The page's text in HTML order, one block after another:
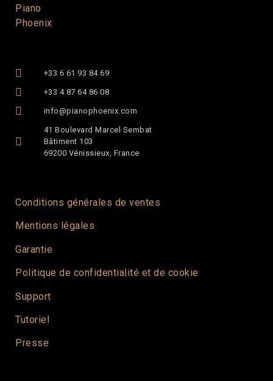
+33 6 61 93 84 69
+33 4 87 64 86 08
info@pianophoenix.com
41 Boulevard Marcel Sembat
Bâtiment 103
69200 Vénissieux, France
Conditions générales de ventes
Mentions légales
Garantie
Politique de confidentialité et de cookie
Support
Tutoriel
Presse